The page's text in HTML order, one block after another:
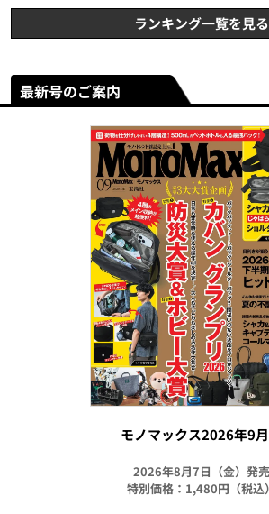
ランキング一覧を見る
最新号のご案内
モノマックス2026年9
2026年8月7日（金）発売
特別価格：1,480円（税込）